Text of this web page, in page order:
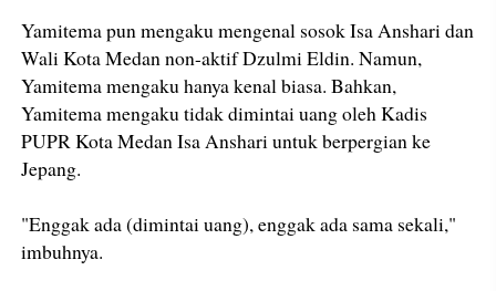
Yamitema pun mengaku mengenal sosok Isa Anshari dan
Wali Kota Medan non-aktif Dzulmi Eldin. Namun,
Yamitema mengaku hanya kenal biasa. Bahkan,
Yamitema mengaku tidak dimintai uang oleh Kadis
PUPR Kota Medan Isa Anshari untuk berpergian ke
Jepang.
"Enggak ada (dimintai uang), enggak ada sama sekali,"
imbuhnya.